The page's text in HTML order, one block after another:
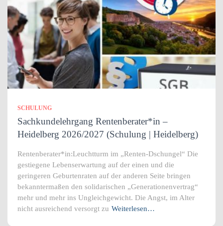
SCHULUNG
Sachkundelehrgang Rentenberater*in –
Heidelberg 2026/2027 (Schulung | Heidelberg)
Rentenberater*in:Leuchtturm im „Renten-Dschungel“ Die
gestiegene Lebenserwartung auf der einen und die
geringeren Geburtenraten auf der anderen Seite bringen
bekanntermaßen den solidarischen „Generationenvertrag“
mehr und mehr ins Ungleichgewicht. Die Angst, im Alter
nicht ausreichend versorgt zu Weiterlesen…